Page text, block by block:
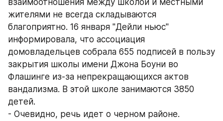
взаимоотношения между школой и местными
жителями не всегда складываются
благоприятно. 16 января "Дейли ньюс"
информировала, что ассоциация
домовладельцев собрала 655 подписей в пользу
закрытия школы имени Джона Боуни во
Флашинге из-за непрекращающихся актов
вандализма. В этой школе занимаются 3850
детей.
- Очевидно, речь идет о черном районе.